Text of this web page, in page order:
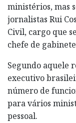
ministérios, mas
jornalistas Rui
Civil, cargo que
chefe de
Segundo aquele
executivo
número de
para vários
pessoal.